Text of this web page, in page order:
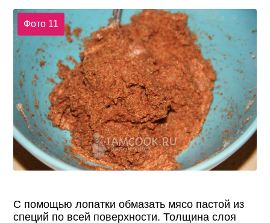
Фото 11
С помощью лопатки обмазать мясо пастой из
специй по всей поверхности. Толщина слоя